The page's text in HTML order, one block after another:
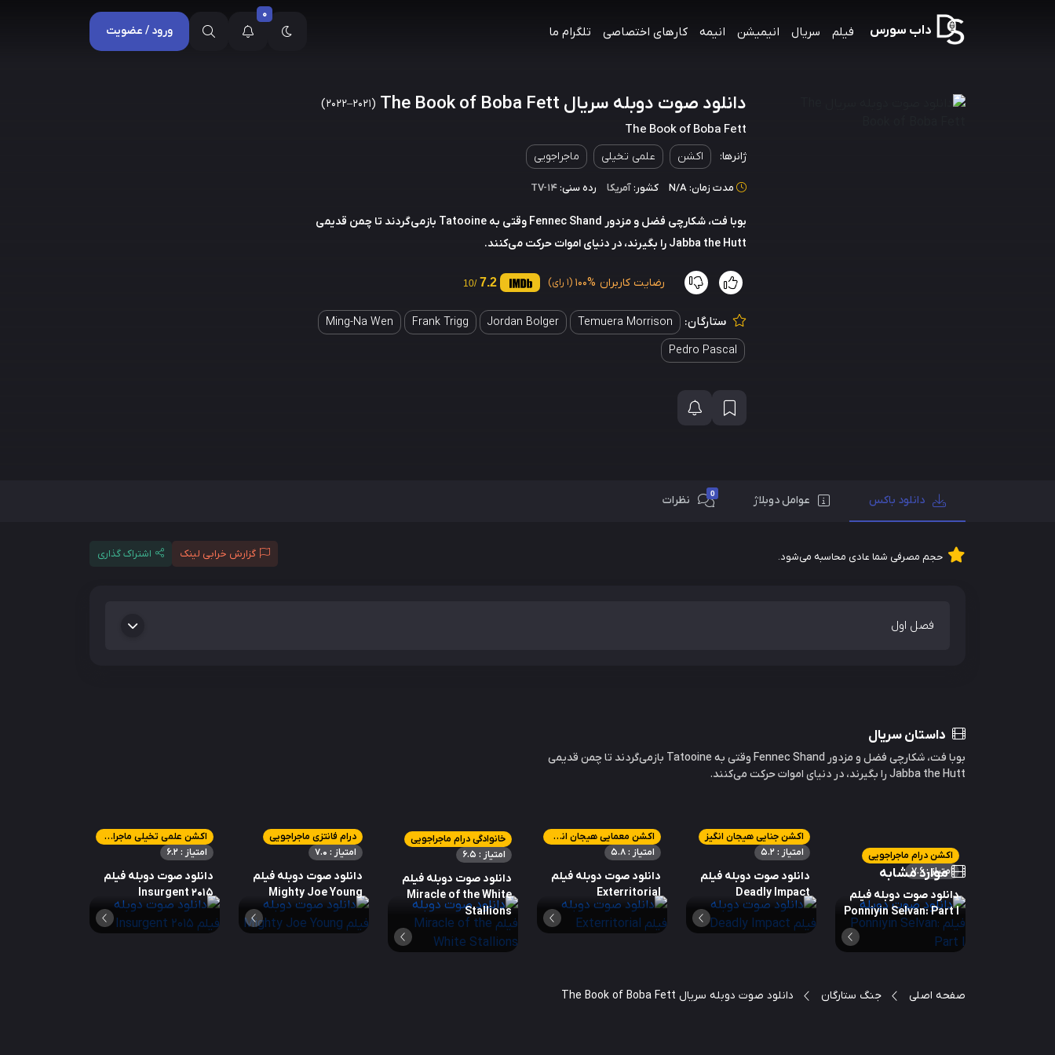
داب سورس فیلم سریال انیمیشن انیمه کارهای اختصاصی تلگرام ما
0
ورود / عضویت
دانلود صوت دوبله سریال The Book of Boba Fett (2021–2022)
The Book of Boba Fett
ژانرها: اکشن علمی تخیلی ماجراجویی
مدت زمان: N/A کشور:آمریکا رده سنی:TV-14
بوبا فت، شکارچی فضل و مزدور Fennec Shand وقتی به Tatooine بازمی‌گردند تا چمن قدیمی
Jabba the Hutt را بگیرند، در دنیای اموات حرکت می‌کنند.
رضایت کاربران 100% (1 رای) 7.2
/10
ستارگان: Temuera Morrison
Jordan Bolger
Frank Trigg
Ming-Na Wen
Pedro Pascal
دانلود باکس عوامل دوبلاژ 0 نظرات
حجم مصرفی شما عادی محاسبه می‌شود. گزارش خرابی لینک اشتراک گذاری
فصل اول
داستان سریال
بوبا فت، شکارچی فضل و مزدور Fennec Shand وقتی به Tatooine بازمی‌گردند تا چمن قدیمی
Jabba the Hutt را بگیرند، در دنیای اموات حرکت می‌کنند.
موارد مشابه
اکشن درام ماجراجویی
امتیاز : 7.6
دانلود صوت دوبله فیلم
Ponniyin Selvan: Part I
اکشن جنایی هیجان انگیز
امتیاز : 5.2
دانلود صوت دوبله فیلم
Deadly Impact
اکشن معمایی هیجان انگیز
امتیاز : 5.8
دانلود صوت دوبله فیلم
Exterritorial
خانوادگی درام ماجراجویی
امتیاز : 6.5
دانلود صوت دوبله فیلم
Miracle of the White
Stallions
درام فانتزی ماجراجویی
امتیاز : 7.0
دانلود صوت دوبله فیلم
Mighty Joe Young
اکشن علمی تخیلی ماجراجویی
امتیاز : 6.2
دانلود صوت دوبله فیلم
Insurgent 2015
صفحه اصلی جنگ ستارگان دانلود صوت دوبله سریال The Book of Boba Fett